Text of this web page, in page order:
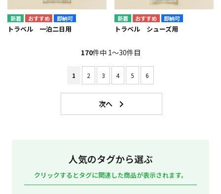
即納可
トラベル 一泊二日用
即納可
トラベル シューズ用
170件中 1〜30件目
1 2 3 4 5 6
人気のタグから選ぶ
クリックするとタグに関連した商品が表示されます。